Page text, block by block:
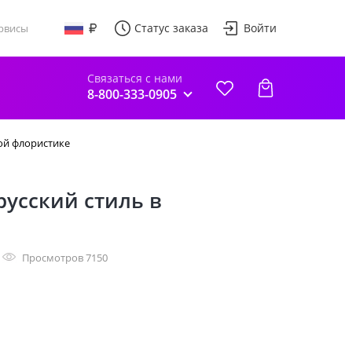
Статус заказа Войти
Связаться с нами
8-800-333-0905
флористике
стиль в
Просмотров 7150